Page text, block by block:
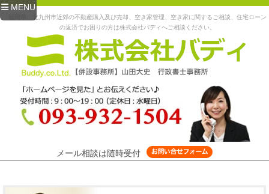
MENU
福岡県、北九州市近郊の不動産購入及び売却、空き家管理、空き家に関するご相談、住宅ローン
の返済でお困りの方は株式会社バディへご相談ください。
メール相談は随時受付